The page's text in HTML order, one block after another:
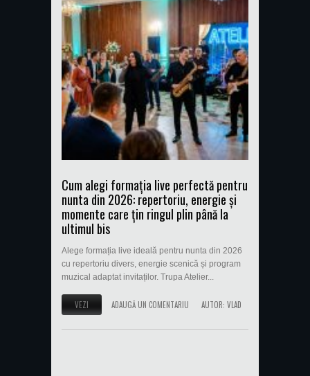
Cum alegi formația live perfectă pentru
nunta din 2026: repertoriu, energie și
momente care țin ringul plin până la
ultimul bis
Alege formația live ideală pentru nunta din 2026
cu repertoriu divers, energie scenică și program
muzical adaptat invitaților. Trupa Atelier...
VEZI ADAUGĂ UN COMENTARIU AUTOR: VLAD